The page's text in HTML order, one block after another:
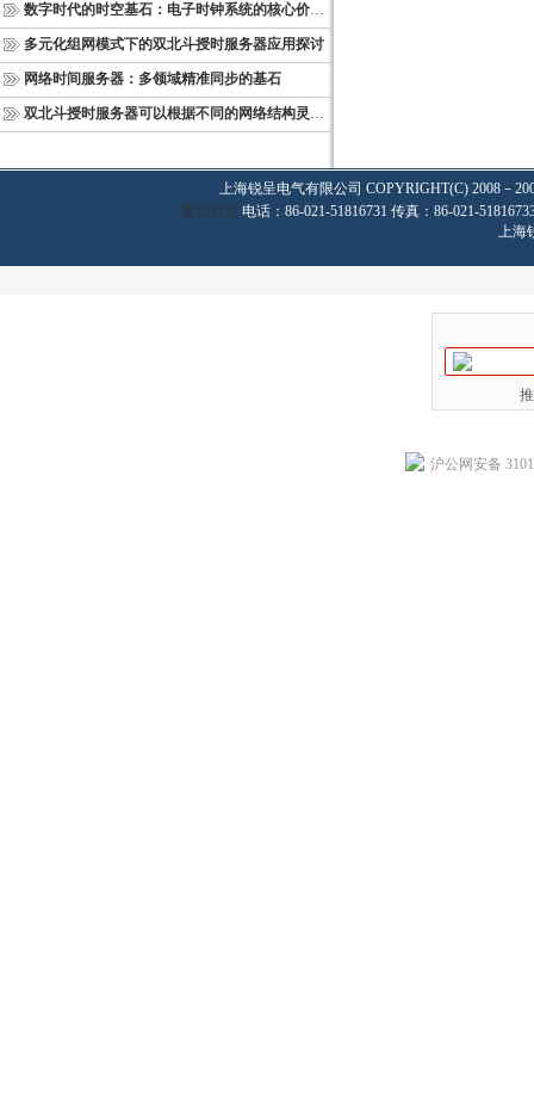
数字时代的时空基石：电子时钟系统的核心价值与多维意义
多元化组网模式下的双北斗授时服务器应用探讨
网络时间服务器：多领域精准同步的基石
双北斗授时服务器可以根据不同的网络结构灵活部署
上海锐呈电气有限公司 COPYRIGHT(C) 2008－
返回首页 电话：86-021-51816731 传真：86-021-
上海
沪公网安备